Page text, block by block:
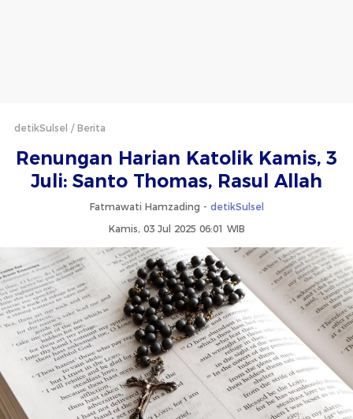
detikSulsel Berita
Renungan Harian Katolik Kamis, 3
Juli: Santo Thomas, Rasul Allah
Fatmawati Hamzading - detikSulsel
Kamis, 03 Jul 2025 06:01 WIB